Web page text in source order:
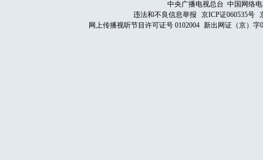
中央广播电视总台 中国网络
违法和不良信息举报
京ICP证060535号
网上传播视听节目许可证号 0102004 新出网证（京）